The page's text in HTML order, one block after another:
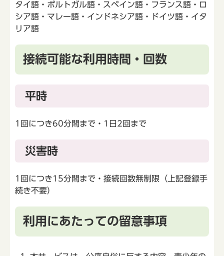
タイ語・ポルトガル語・スペイン語・フランス語・ロ
シア語・マレー語・インドネシア語・ドイツ語・イタ
リア語
接続可能な利用時間・回数
平時
1回につき60分間まで・1日2回まで
災害時
1回につき15分間まで・接続回数無制限（上記登録手
続き不要）
利用にあたっての留意事項